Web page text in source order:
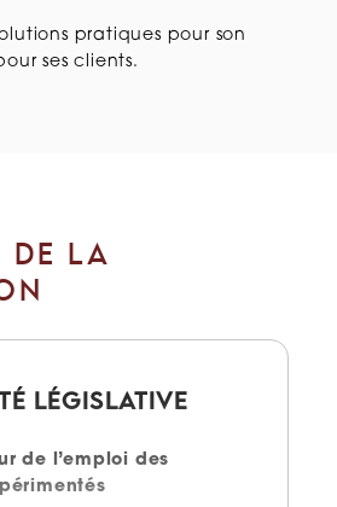
pratiques pour son
ses clients.
DE LA
LÉGISLATIVE
de l’emploi des